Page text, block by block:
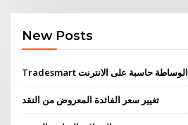
New Posts
Tradesmart الوساطة حاسبة على الانترنت
تغيير سعر الفائدة المعروض من النقد